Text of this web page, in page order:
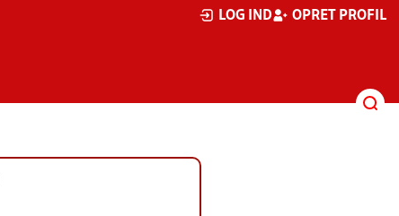
LOG IND OPRET PROFIL